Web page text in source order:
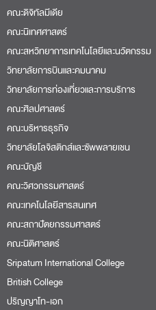
คณะดิจิทัลมีเดีย
คณะนิเทศศาสตร์
คณะสหวิทยาการเทคโนโลยีและนวัตกรรม
วิทยาลัยการบินและคมนาคม
วิทยาลัยการท่องเที่ยวและการบริการ
คณะศิลปศาสตร์
คณะบริหารธุรกิจ
วิทยาลัยโลจิสติกส์และซัพพลายเชน
คณะบัญชี
คณะวิศวกรรมศาสตร์
คณะเทคโนโลยีสารสนเทศ
คณะสถาปัตยกรรมศาสตร์
คณะนิติศาสตร์
Sripatum International College
British College
ปริญญาโท-เอก